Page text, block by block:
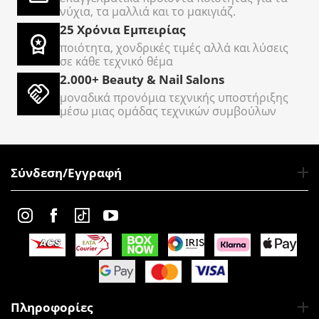
νύχια, τα μαλλιά και το μακιγιάζ.
25 Χρόνια Εμπειρίας
ποιότητα, χονδρικές τιμές αλλά και λύσεις
σε κάθε τεχνικό θέμα
2.000+ Beauty & Nail Salons
μοναδικά προνόμια τεχνικής υποστήριξης
μέσω μιας ομάδας τεχνικών συμβούλων
Σύνδεση/Εγγραφή
Πληροφορίες